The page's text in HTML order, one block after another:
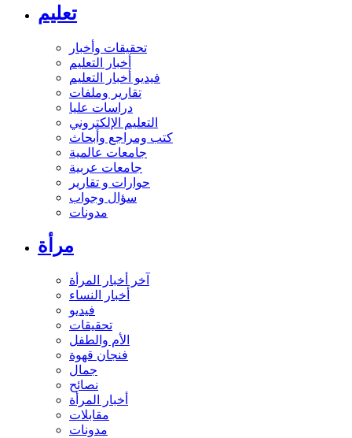
تعليم
تحقيقات وأخبار
أخبار التعليم
فيديو أخبار التعليم
تقارير وملفات
دراسات عليا
التعليم الإلكتروني
كتب ومراجع وأبحاث
جامعات عالمية
جامعات عربية
حوارات و تقارير
سؤال وجواب
مدونات
مرأة
آخر أخبار المرأة
أخبار النساء
فيديو
تحقيقات
الأم والطفل
فنجان قهوة
جمال
نصائح
أخبار المرأة
مقابلات
مدونات